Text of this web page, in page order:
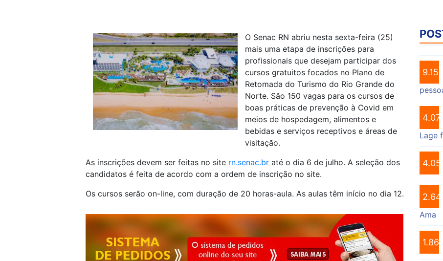
O Senac RN abriu nesta sexta-feira (25)
mais uma etapa de inscrições para
profissionais que desejam participar dos
cursos gratuitos focados no Plano de
Retomada do Turismo do Rio Grande do
Norte. São 150 vagas para os cursos de
boas práticas de prevenção à Covid em
meios de hospedagem, alimentos e
bebidas e serviços receptivos e áreas de
visitação.
As inscrições devem ser feitas no site rn.senac.br até o dia 6 de julho. A seleção dos
candidatos é feita de acordo com a ordem de inscrição no site.
Os cursos serão on-line, com duração de 20 horas-aula. As aulas têm início no dia 12.
9.153
Lage
Ama
1.863